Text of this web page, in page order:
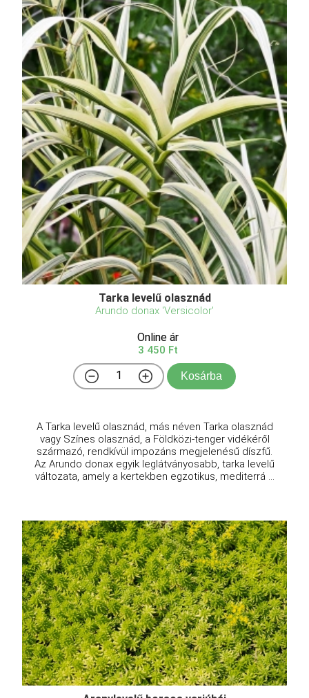
Tarka levelű olasznád
Arundo donax 'Versicolor'
Online ár
3 450 Ft
Kosárba
A Tarka levelű olasznád, más néven Tarka olasznád
vagy Színes olasznád, a Földközi-tenger vidékéről
származó, rendkívül impozáns megjelenésű díszfű.
Az Arundo donax egyik leglátványosabb, tarka levelű
változata, amely a kertekben egzotikus, mediterrá ...